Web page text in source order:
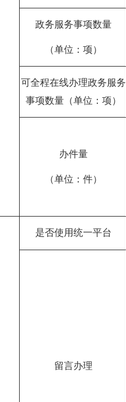
政务服务事项数量
（单位：项）
可全程在线办理政务服务
事项数量（单位：项）
办件量
（单位：件）
是否使用统一平台
留言办理